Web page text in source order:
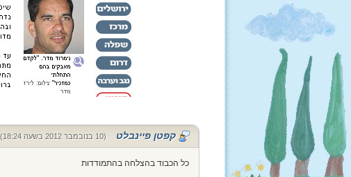
קפטן פיינבלט (10 בנובמבר 2012 בשעה 18:24)
כל הכבוד בהצלחה בהתמודדות